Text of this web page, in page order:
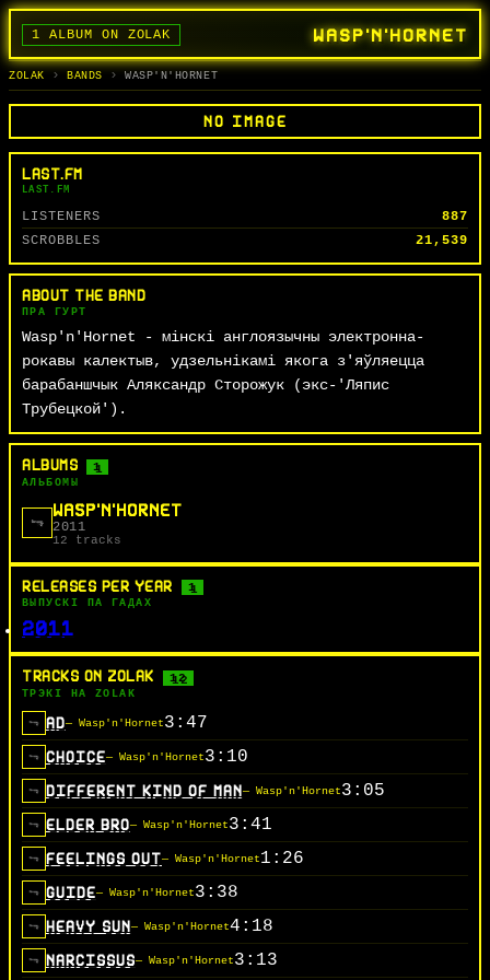
WASP'N'HORNET
1 ALBUM ON ZOLAK
BANDS
ГУРТЫ
ALBUMS
АЛЬБОМЫ
TRACKS
СЬПЕВЫ
SEARCH
ПОШУК
ZOLAK BANDS WASP'N'HORNET
NO IMAGE
LAST.FM
LAST.FM
LISTENERS
887
SCROBBLES
21,539
ABOUT THE BAND
ПРА ГУРТ
Wasp'n'Hornet - мінскі англоязычны электронна-
рокавы калектыв, удзельнікамі якога з'яўляецца
барабаншчык Аляксандр Сторожук (экс-'Ляпис
Трубецкой').
ALBUMS 1
АЛЬБОМЫ
WASP'N'HORNET
2011
12 tracks
RELEASES PER YEAR 1
ВЫПУСКІ ПА ГАДАХ
2011
TRACKS ON ZOLAK 12
ТРЭКІ НА ZOLAK
AD— Wasp'n'Hornet3:47
CHOICE— Wasp'n'Hornet3:10
DIFFERENT KIND OF MAN— Wasp'n'Hornet3:05
ELDER BRO— Wasp'n'Hornet3:41
FEELINGS OUT— Wasp'n'Hornet1:26
GUIDE— Wasp'n'Hornet3:38
HEAVY SUN— Wasp'n'Hornet4:18
NARCISSUS— Wasp'n'Hornet3:13